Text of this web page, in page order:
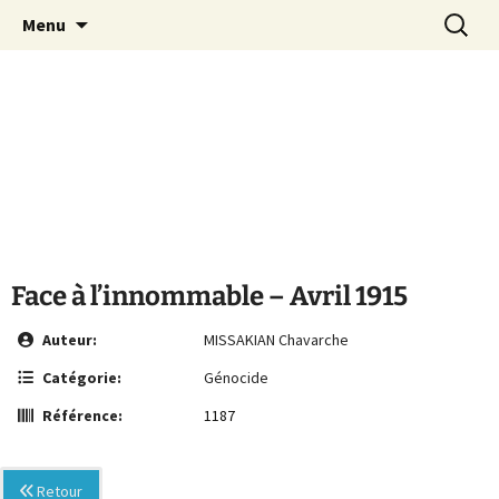
MCA Vienne
Le site de la Maison de la Culture
Arménienne de Vienne
Menu
Face à l’innommable – Avril 1915
Auteur:
MISSAKIAN Chavarche
Catégorie:
Génocide
Référence:
1187
Retour